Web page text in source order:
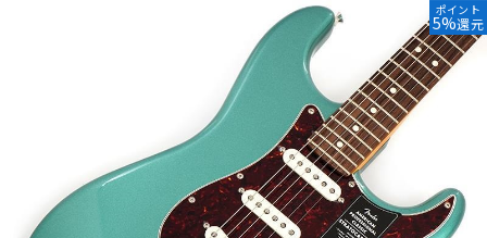
パーカッション
電子ピアノ
ポイント
5%還元